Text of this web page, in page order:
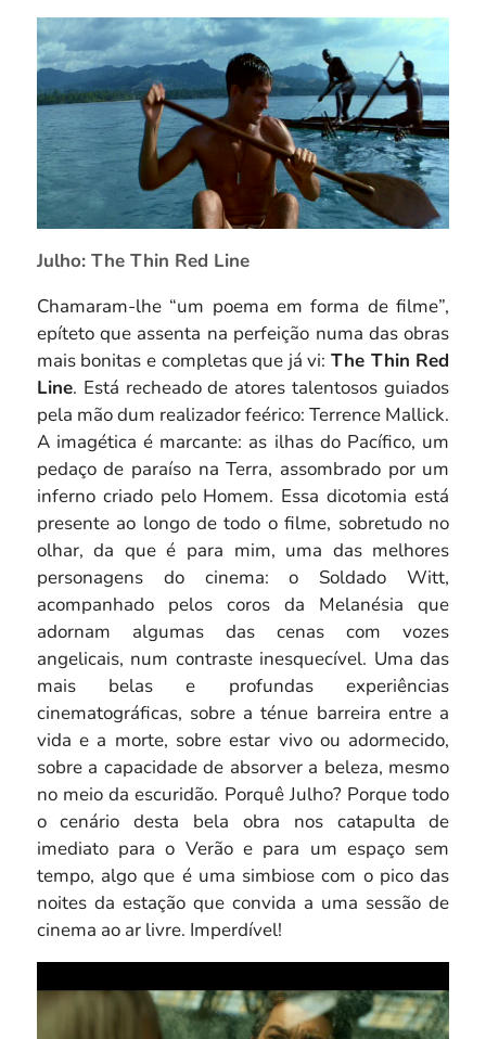
Julho: The Thin Red Line
Chamaram-lhe “um poema em forma de filme”,
epíteto que assenta na perfeição numa das obras
mais bonitas e completas que já vi:The Thin Red
Line. Está recheado de atores talentosos guiados
pela mão dum realizador feérico: Terrence Mallick.
A imagética é marcante: as ilhas do Pacífico, um
pedaço de paraíso na Terra, assombrado por um
inferno criado pelo Homem. Essa dicotomia está
presente ao longo de todo o filme, sobretudo no
olhar, da que é para mim, uma das melhores
personagens do cinema: o Soldado Witt,
acompanhado pelos coros da Melanésia que
adornam algumas das cenas com vozes
angelicais, num contraste inesquecível. Uma das
mais belas e profundas experiências
cinematográficas, sobre a ténue barreira entre a
vida e a morte, sobre estar vivo ou adormecido,
sobre a capacidade de absorver a beleza, mesmo
no meio da escuridão. Porquê Julho? Porque todo
o cenário desta bela obra nos catapulta de
imediato para o Verão e para um espaço sem
tempo, algo que é uma simbiose com o pico das
noites da estação que convida a uma sessão de
cinema ao ar livre. Imperdível!